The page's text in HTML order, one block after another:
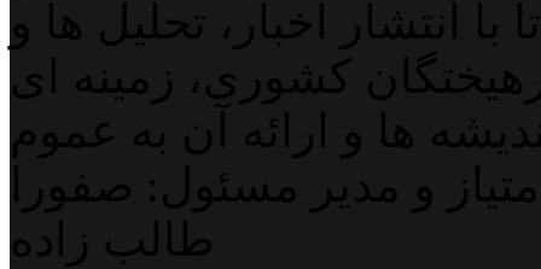
انتشار اخبار، تحلیل ها و
کشوری، زمینه ای
ها و ارائه آن به عموم
و مدیر مسئول: صفورا
طالب زاده